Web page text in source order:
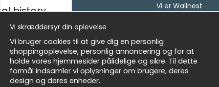
Kontakt os
- Returer och återbetalningar
- Leverans - enkelt, snabbt &amp; gratis
Om cookies
Mine favoritter
Vi er Wallnest
Nyhedsbrev
history
Vi skræddersyr din oplevelse
Vi bruger cookies til at give dig en personlig
shoppingoplevelse, personlig annoncering og for at
holde vores hjemmesider pålidelige og sikre. Til dette
formål indsamler vi oplysninger om brugere, deres
design og deres enheder.